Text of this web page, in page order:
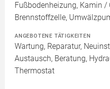
Fußbodenheizung, Kamin
Brennstoffzelle,
ANGEBOTENE TÄTIGKEITEN
Wartung, Reparatur,
Austausch, Beratung,
Thermostat